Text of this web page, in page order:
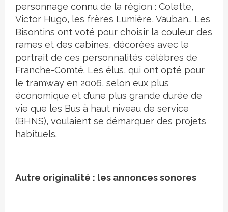
personnage connu de la région : Colette,
Victor Hugo, les frères Lumière, Vauban… Les
Bisontins ont voté pour choisir la couleur des
rames et des cabines, décorées avec le
portrait de ces personnalités célèbres de
Franche-Comté. Les élus, qui ont opté pour
le tramway en 2006, selon eux plus
économique et d’une plus grande durée de
vie que les Bus à haut niveau de service
(BHNS), voulaient se démarquer des projets
habituels.
Autre originalité : les annonces sonores